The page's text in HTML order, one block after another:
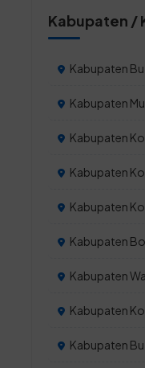
Kabupaten /
Kabupaten
Kabupaten
Kabupaten
Kabupaten
Kabupaten
Kabupaten
Kabupaten
Kabupaten
Kabupaten